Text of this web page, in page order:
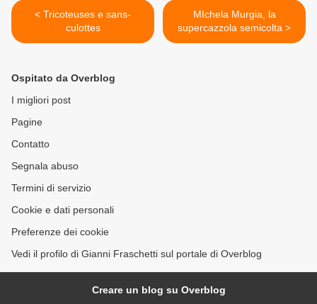
< Tricoteuses e sans-
culottes
MIchela Murgia, la
supercazzola semicolta >
Ospitato da Overblog
I migliori post
Pagine
Contatto
Segnala abuso
Termini di servizio
Cookie e dati personali
Preferenze dei cookie
Vedi il profilo di Gianni Fraschetti sul portale di Overblog
Creare un blog su Overblog